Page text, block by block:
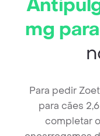
mg
Para pedir
para cães
completar